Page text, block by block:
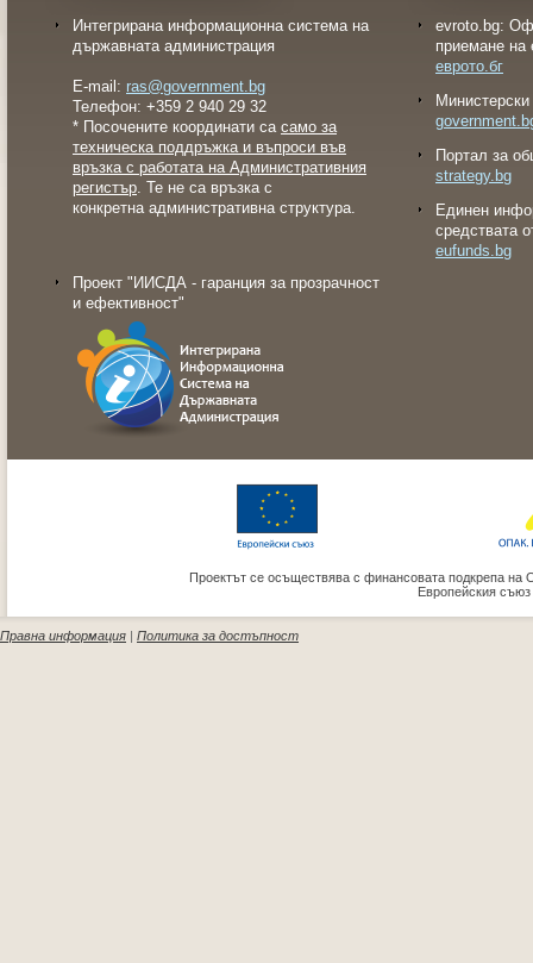
Интегрирана информационна система на
държавната администрация
E-mail: ras@government.bg
Телефон: +359 2 940 29 32
* Посочените координати са само за
техническа поддръжка и въпроси във
връзка с работата на Административния
регистър. Те не са връзка с
конкретна административна структура.
Проект "ИИСДА - гаранция за прозрачност
и ефективност"
evroto.bg:
приемане на
еврото.бг
Портал за
strategy.bg
Eдинен
средствата
eufunds.bg
Проектът се осъществява с финансовата подкрепа на
Европейския
Правна информация | Политика за достъпност